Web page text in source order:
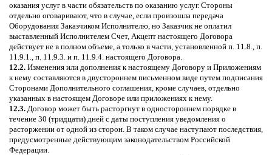
оказания услуг в части обязательств по оказанию услуг. Стороны
отдельно оговаривают, что в случае, если произошла передача
Оборудования Заказчиком Исполнителю, но Заказчик не оплатил
выставленный Исполнителем Счет, Акцепт настоящего Договора
действует не в полном объеме, а только в части, установленной п. 11.8., п.
11.9.1., п. 11.9.3. и п. 11.9.4. настоящего Договора.
12.2. Изменения или дополнения к настоящему Договору и Приложениям
к нему составляются в двустороннем письменном виде путем подписания
Сторонами Дополнительного соглашения, кроме случаев, отдельно
указанных в настоящем Договоре или приложениях к нему.
12.3. Договор может быть расторгнут в одностороннем порядке в
течение 30 (тридцати) дней с даты поступления уведомления о
расторжении от одной из сторон. В таком случае наступают последствия,
предусмотренные действующим законодательством Российской
Федерации.